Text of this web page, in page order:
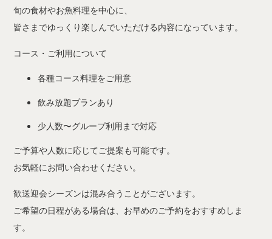
旬の食材やお魚料理を中心に、
皆さまでゆっくり楽しんでいただける内容になっています。
コース・ご利用について
各種コース料理をご用意
飲み放題プランあり
少人数〜グループ利用まで対応
ご予算や人数に応じてご提案も可能です。
お気軽にお問い合わせください。
歓送迎会シーズンは混み合うことがございます。
ご希望の日程がある場合は、お早めのご予約をおすすめしま
す。